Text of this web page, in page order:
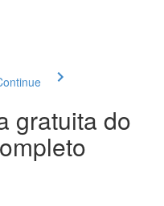
gratuita do